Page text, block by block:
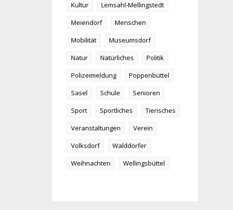
Kultur
Lemsahl-Mellingstedt
Meiendorf
Menschen
Mobilität
Museumsdorf
Natur
Natürliches
Politik
Polizeimeldung
Poppenbüttel
Sasel
Schule
Senioren
Sport
Sportliches
Tierisches
Veranstaltungen
Verein
Volksdorf
Walddörfer
Weihnachten
Wellingsbüttel